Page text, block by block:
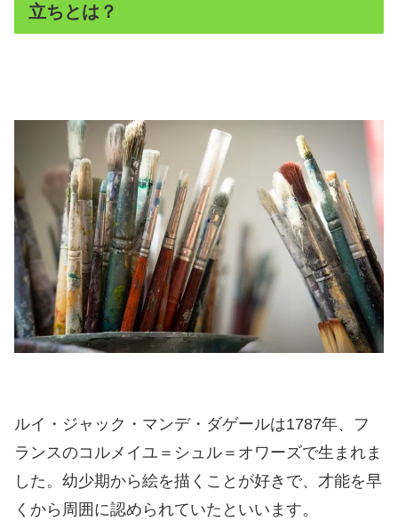
立ちとは？
ルイ・ジャック・マンデ・ダゲールは1787年、フ
ランスのコルメイユ＝シュル＝オワーズで生まれま
した。幼少期から絵を描くことが好きで、才能を早
くから周囲に認められていたといいます。